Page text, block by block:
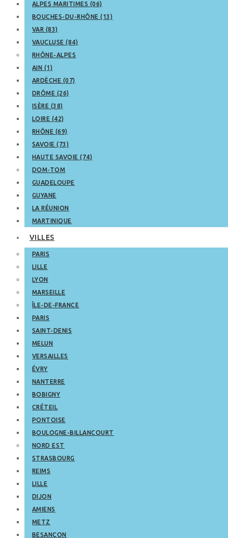
ALPES MARITIMES (06)
BOUCHES-DU-RHÔNE (13)
VAR (83)
VAUCLUSE (84)
RHÔNE-ALPES
AIN (1)
ARDÈCHE (07)
DRÔME (26)
ISÈRE (38)
LOIRE (42)
RHÔNE (69)
SAVOIE (73)
HAUTE SAVOIE (74)
DOM-TOM
GUADELOUPE
GUYANE
LA RÉUNION
MARTINIQUE
VILLES
PARIS
LILLE
LYON
MARSEILLE
ÎLE-DE-FRANCE
PARIS
SAINT-DENIS
MELUN
VERSAILLES
ÉVRY
NANTERRE
BOBIGNY
CRÉTEIL
PONTOISE
BOULOGNE-BILLANCOURT
NORD EST
STRASBOURG
REIMS
LILLE
DIJON
AMIENS
METZ
BESANÇON